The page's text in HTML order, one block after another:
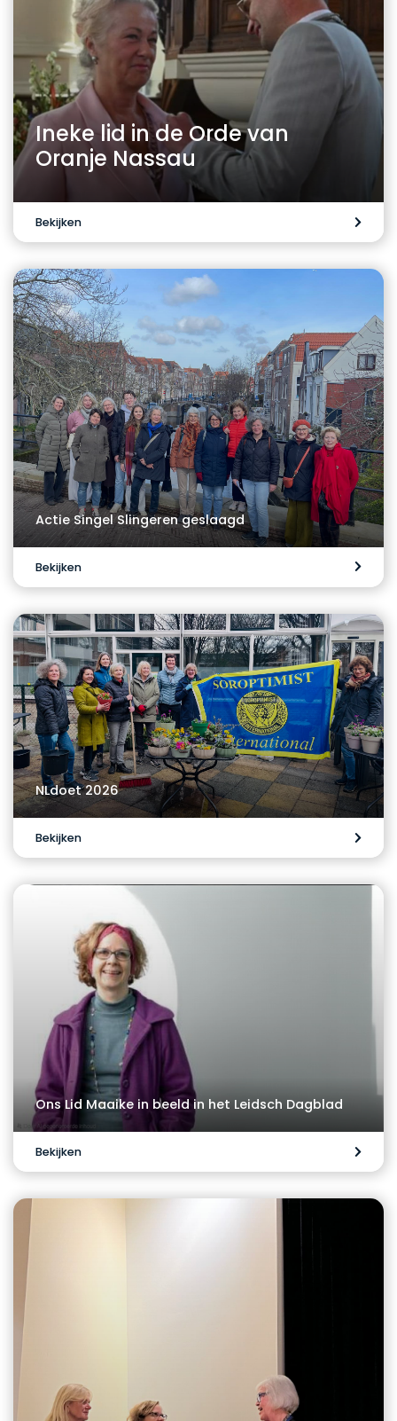
Ineke lid in de Orde van
Oranje Nassau
Bekijken
Actie Singel Slingeren geslaagd
Bekijken
NLdoet 2026
Bekijken
Ons Lid Maaike in beeld in het Leidsch Dagblad
Bekijken